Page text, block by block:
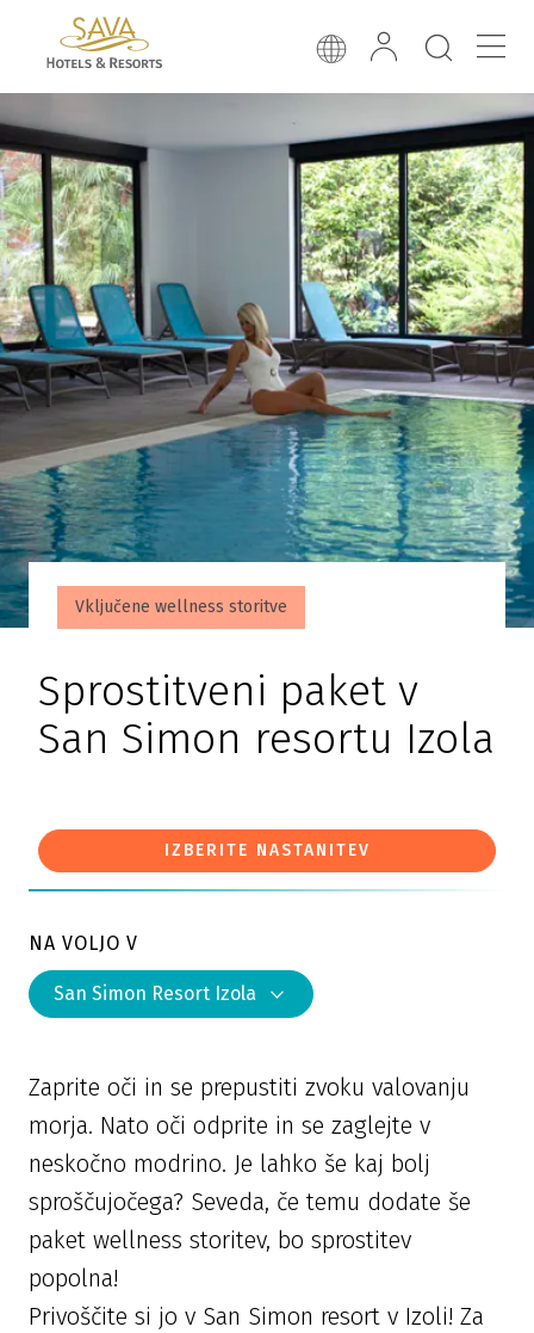
Vključene wellness storitve
Sprostitveni paket v
San Simon resortu Izola
IZBERITE NASTANITEV
NA VOLJO V
San Simon Resort Izola
Zaprite oči in se prepustiti zvoku valovanju
morja. Nato oči odprite in se zaglejte v
neskočno modrino. Je lahko še kaj bolj
sproščujočega? Seveda, če temu dodate še
paket wellness storitev, bo sprostitev
popolna!
Privoščite si jo v San Simon resort v Izoli! Za